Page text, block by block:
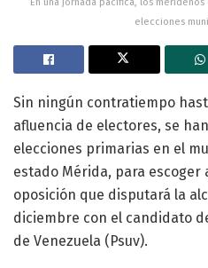
elecciones
Sin ningún contratiempo
afluencia de electores, se
elecciones primarias en el
estado Mérida, para escoger
oposición que disputará la
diciembre con el candidato
de Venezuela (Psuv).